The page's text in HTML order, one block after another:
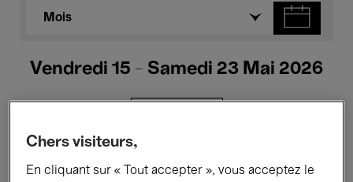
Mois
Vendredi 15 - Samedi 23 Mai 2026
Tous les événements Concerts
Chers visiteurs,
En cliquant sur « Tout accepter », vous acceptez le